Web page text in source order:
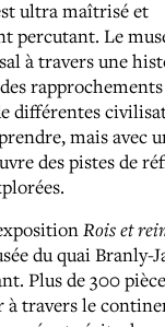
ultra maîtrisé et
percutant. Le
à travers une
différentes
mais avec
des pistes de
Rois et
du quai Branly-
Plus de 300
à travers le